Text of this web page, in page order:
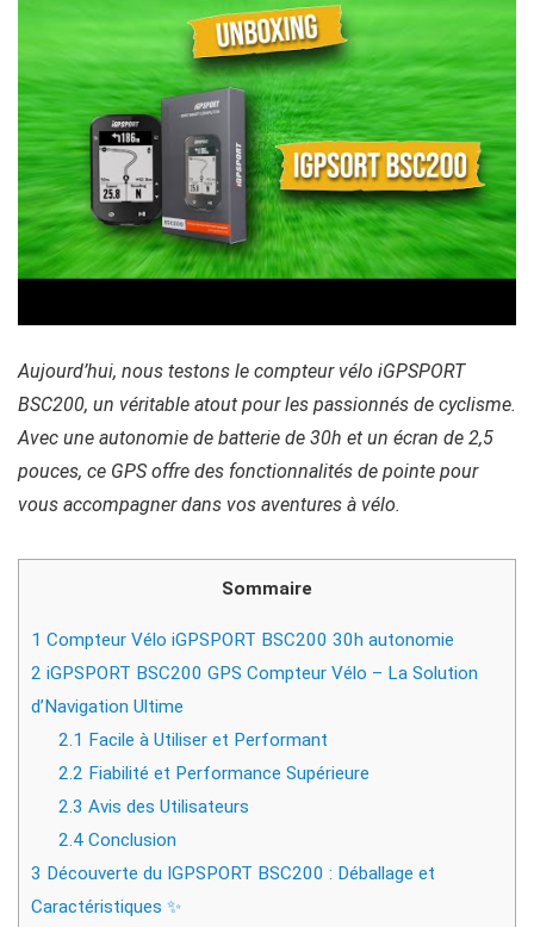
Aujourd’hui, nous testons le compteur vélo iGPSPORT
BSC200, un véritable atout pour les passionnés de cyclisme.
Avec une autonomie de batterie de 30h et un écran de 2,5
pouces, ce GPS offre des fonctionnalités de pointe pour
vous accompagner dans vos aventures à vélo.
Sommaire
1 Compteur Vélo iGPSPORT BSC200 30h autonomie
2 iGPSPORT BSC200 GPS Compteur Vélo – La Solution
d’Navigation Ultime
2.1 Facile à Utiliser et Performant
2.2 Fiabilité et Performance Supérieure
2.3 Avis des Utilisateurs
2.4Conclusion
3 Découverte du IGPSPORT BSC200 : Déballage et
Caractéristiques ✨